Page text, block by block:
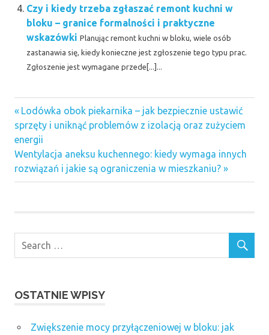
Czy i kiedy trzeba zgłaszać remont kuchni w
bloku – granice formalności i praktyczne
wskazówki Planując remont kuchni w bloku, wiele osób
zastanawia się, kiedy konieczne jest zgłoszenie tego typu prac.
Zgłoszenie jest wymagane przede[...]...
Nawigacja
wpisu
Previous
Post:
Lodówka obok piekarnika – jak bezpiecznie ustawić
sprzęty i uniknąć problemów z izolacją oraz zużyciem
energii
Next
Post:
Wentylacja aneksu kuchennego: kiedy wymaga innych
rozwiązań i jakie są ograniczenia w mieszkaniu?
OSTATNIE WPISY
Zwiększenie mocy przyłączeniowej w bloku: jak